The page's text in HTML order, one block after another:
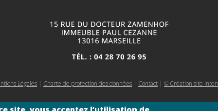
Légales | Charte de protection des données | Contact | © Création site